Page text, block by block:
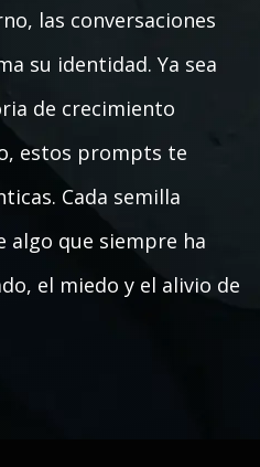
las conversaciones
su identidad. Ya sea
de crecimiento
estos prompts te
Cada semilla
algo que siempre ha
el miedo y el alivio de